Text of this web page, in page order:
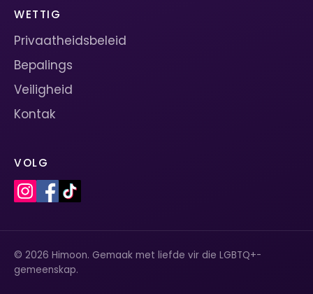
WETTIG
Privaatheidsbeleid
Bepalings
Veiligheid
Kontak
VOLG
© 2026 Himoon. Gemaak met liefde vir die LGBTQ+-
gemeenskap.